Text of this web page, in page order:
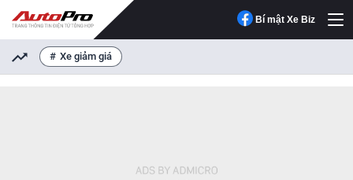
Bí mật Xe Biz
Xe giảm giá